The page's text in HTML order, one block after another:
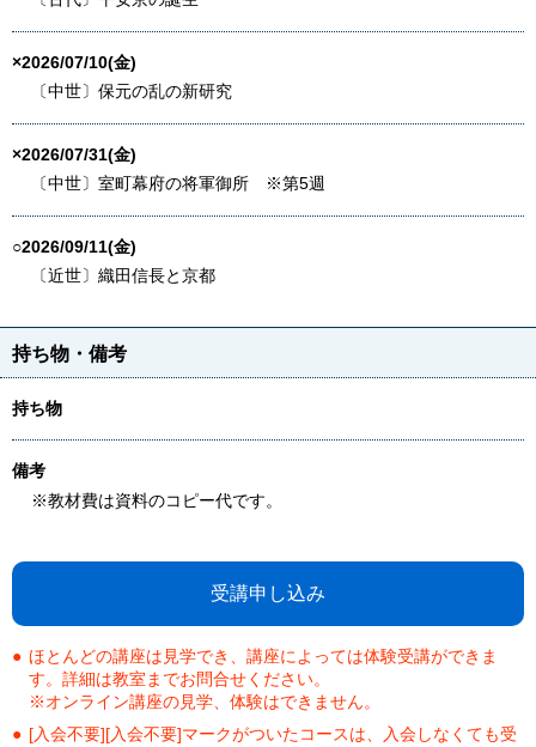
×2026/07/10(金)
〔中世〕保元の乱の新研究
×2026/07/31(金)
〔中世〕室町幕府の将軍御所 ※第5週
○2026/09/11(金)
〔近世〕織田信長と京都
持ち物・備考
持ち物
備考
※教材費は資料のコピー代です。
受講申し込み
ほとんどの講座は見学でき、講座によっては体験受講ができま
す。詳細は教室までお問合せください。
※オンライン講座の見学、体験はできません。
[入会不要][入会不要]マークがついたコースは、入会しなくても受